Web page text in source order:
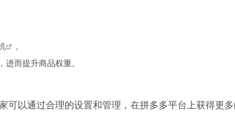
。
而提升商品权重。
以通过合理的设置和管理，在拼多多平台上获得更多